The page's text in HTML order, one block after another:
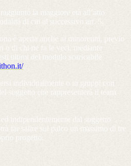
la maggiore età all’atto
di cui al successivo art. 5.
è aperta anche ai minorenni, previo
o di chi ne fa le veci, mediante
ultimi del modulo scaricabile
.
individualmente o in gruppi con
soggetto che rappresenterà il team
indipendentemente dal soggetto
far salire sul palco un massimo di tre
progetto.